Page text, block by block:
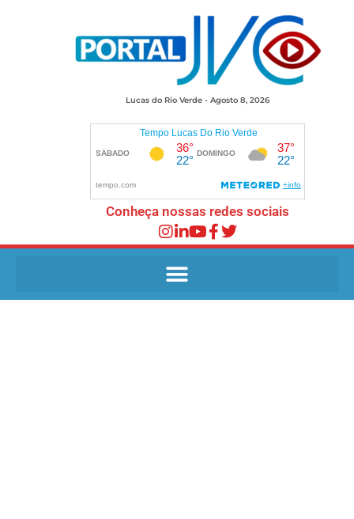
Lucas do Rio Verde - Agosto 8, 2026
Conheça nossas redes sociais